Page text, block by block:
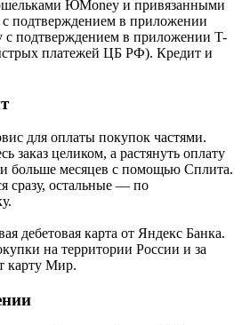
ЮMoney и привязанными
с подтверждением в приложении
подтверждением в приложении T-
платежей ЦБ РФ). Кредит и
для оплаты покупок частями.
заказ целиком, а растянуть оплату
больше месяцев с помощью Сплита.
сразу, остальные — по
дебетовая карта от Яндекс Банка.
на территории России и за
карту Мир.